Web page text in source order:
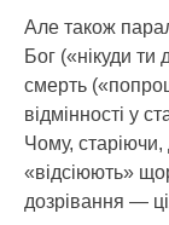
Але також
Бог («нікуди ти
смерть
відмінності у
Чому, старіючи,
«відсіюють»
дозрівання —